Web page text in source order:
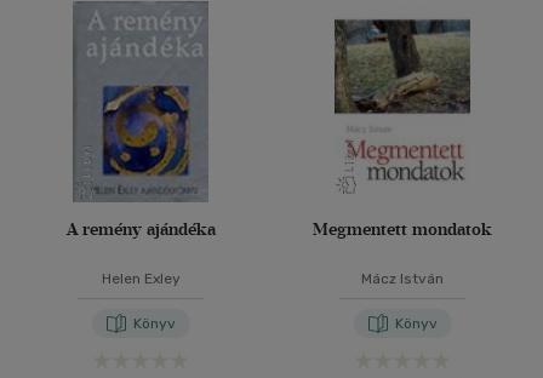
A remény ajándéka
Helen Exley
Könyv
Megmentett mondatok
Mácz István
Könyv